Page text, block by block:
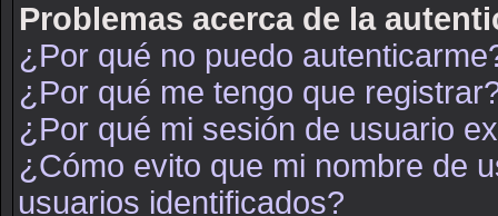
Problemas acerca de la
¿Por qué no puedo
¿Por qué me tengo que
¿Por qué mi sesión de usuario
¿Cómo evito que mi nombre de
usuarios identificados?